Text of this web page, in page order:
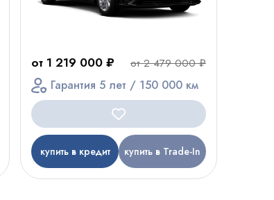
от 1 219 000 ₽ от 2 479 000 ₽
Гарантия 5 лет / 150 000 км
купить в кредит купить в Trade-In